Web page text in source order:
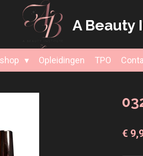
A Beauty
Opleidingen TPO
€